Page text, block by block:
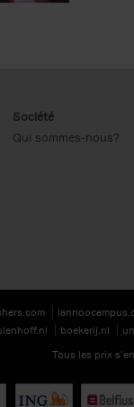
Société
Qui sommes-nous?
boekerij.nl
Tous les prix